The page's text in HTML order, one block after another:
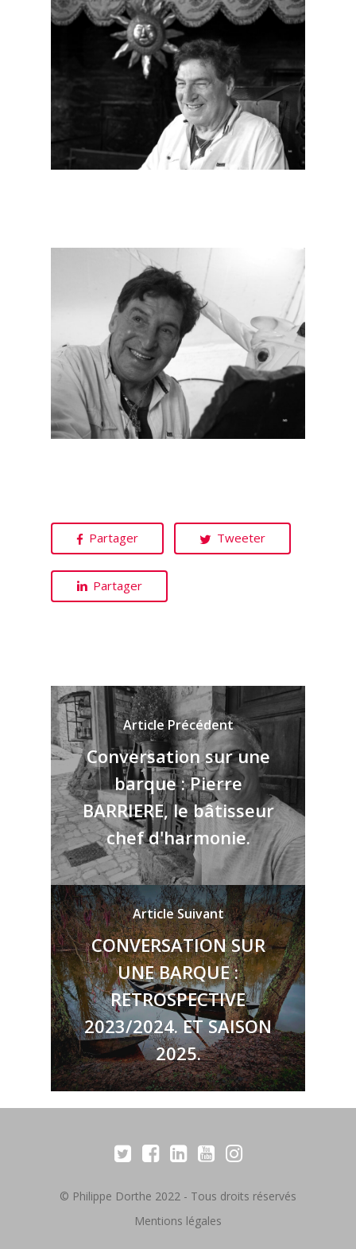
Partager Tweeter
Partager
Article Précédent
Conversation sur une
barque : Pierre
BARRIERE, le bâtisseur
chef d'harmonie.
Article Suivant
CONVERSATION SUR
UNE BARQUE :
RETROSPECTIVE
2023/2024. ET SAISON
2025.
© Philippe Dorthe 2022 - Tous droits réservés
Mentions légales